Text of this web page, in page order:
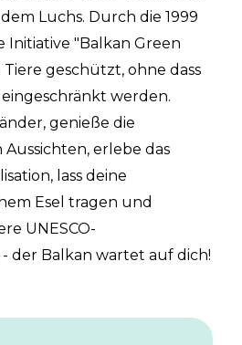
Luchs. Durch die 1999
Initiative "Balkan Green
geschützt, ohne dass
werden.
genieße die
erlebe das
lass deine
Esel tragen und
UNESCO-
der Balkan wartet auf dich!